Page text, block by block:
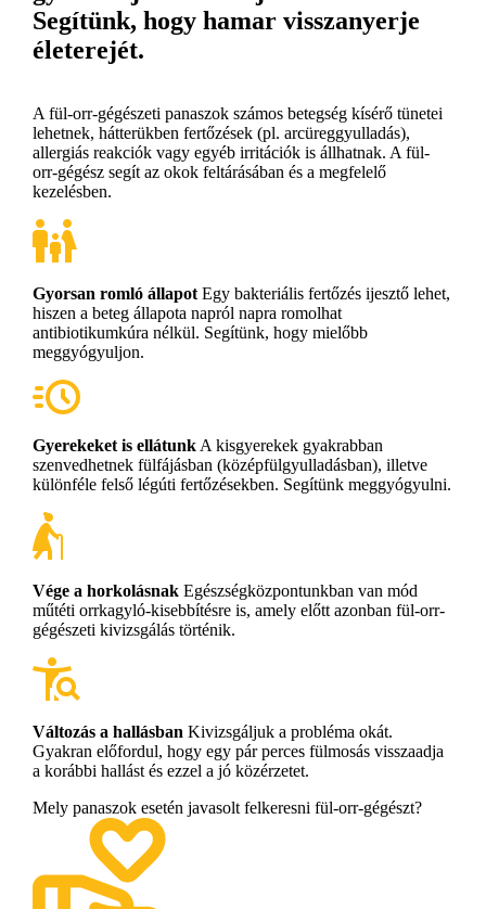
Segítünk, hogy hamar visszanyerje
életerejét.
A fül-orr-gégészeti panaszok számos betegség kísérő tünetei
lehetnek, hátterükben fertőzések (pl. arcüreggyulladás),
allergiás reakciók vagy egyéb irritációk is állhatnak. A fül-
orr-gégész segít az okok feltárásában és a megfelelő
kezelésben.
Gyorsan romló állapotEgy bakteriális fertőzés ijesztő lehet,
hiszen a beteg állapota napról napra romolhat
antibiotikumkúra nélkül. Segítünk, hogy mielőbb
meggyógyuljon.
Gyerekeket is ellátunkA kisgyerekek gyakrabban
szenvedhetnek fülfájásban (középfülgyulladásban), illetve
különféle felső légúti fertőzésekben. Segítünk meggyógyulni.
Vége a horkolásnakEgészségközpontunkban van mód
műtéti orrkagyló-kisebbítésre is, amely előtt azonban fül-orr-
gégészeti kivizsgálás történik.
Változás a hallásban Kivizsgáljuk a probléma okát.
Gyakran előfordul, hogy egy pár perces fülmosás visszaadja
a korábbi hallást és ezzel a jó közérzetet.
Mely panaszok esetén javasolt felkeresni fül-orr-gégészt?